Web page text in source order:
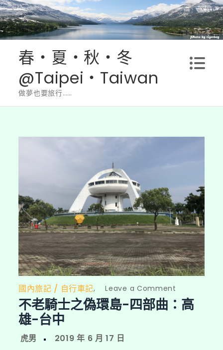
Skip
to
content
春‧夏‧秋‧冬
@Taipei‧Taiwan
做夢也要旅行……
國內旅記 ,
自行車記 Leave a Comment
不
老
不老騎士之偽環島-四部曲：高
雄-台中